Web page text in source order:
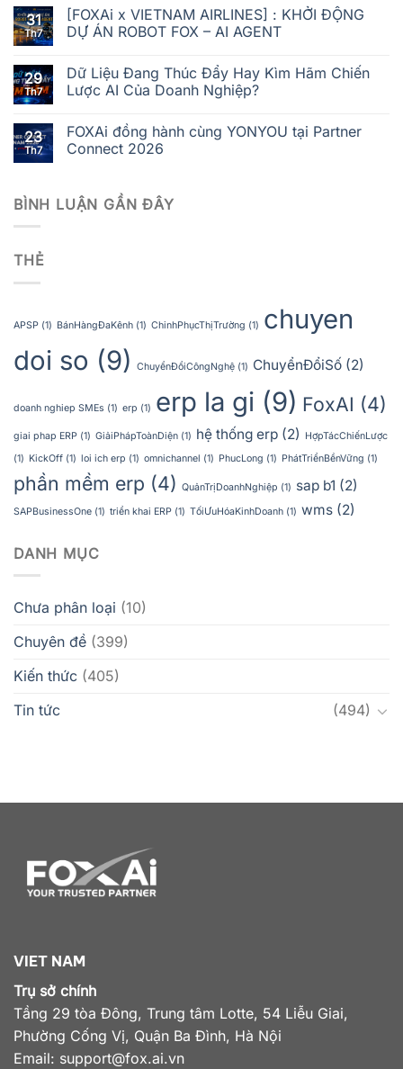
31
Th7
[FOXAi x VIETNAM AIRLINES] : KHỞI ĐỘNG
DỰ ÁN ROBOT FOX – AI AGENT
29
Th7
Dữ Liệu Đang Thúc Đẩy Hay Kìm Hãm Chiến
Lược AI Của Doanh Nghiệp?
23
Th7
FOXAi đồng hành cùng YONYOU tại Partner
Connect 2026
BÌNH LUẬN GẦN ĐÂY
THẺ
APSP (1) BánHàngĐaKênh (1) ChinhPhụcThịTrường (1) chuyen
doi so (9) ChuyểnĐổiCôngNghệ (1) ChuyểnĐổiSố (2)
doanh nghiep SMEs (1) erp (1) erp la gi (9) FoxAI (4)
giai phap ERP (1) GiảiPhápToànDiện (1) hệ thống erp (2)
HợpTácChiếnLược
(1) KickOff (1) loi ich erp (1) omnichannel (1) PhucLong (1) PhátTriểnBềnVững (1)
phần mềm erp (4) QuảnTrịDoanhNghiệp (1) sap b1 (2)
SAPBusinessOne (1) triển khai ERP (1) TốiƯuHóaKinhDoanh (1) wms (2)
DANH MỤC
Chưa phân loại (10)
Chuyên đề (399)
Kiến thức (405)
Tin tức
(494)
VIET NAM
Trụ sở chính
Tầng 29 tòa Đông, Trung tâm Lotte, 54 Liễu Giai,
Phường Cống Vị, Quận Ba Đình, Hà Nội
Email: support@fox.ai.vn